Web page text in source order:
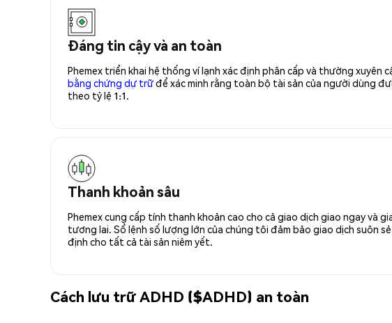
Đáng tin cậy và an toàn
Phemex triển khai hệ thống ví lạnh xác định phân cấp và thường xuyên
bằng chứng dự trữđể xác minh rằng toàn bộ tài sản của người dùng
theo tỷ lệ 1:1.
Thanh khoản sâu
Phemex cung cấp tính thanh khoản cao cho cả giao dịch giao ngay và
tương lai. Sổ lệnh số lượng lớn của chúng tôi đảm bảo giao dịch suôn sẻ
định cho tất cả tài sản niêm yết.
Cách lưu trữ ADHD ($ADHD) an toàn